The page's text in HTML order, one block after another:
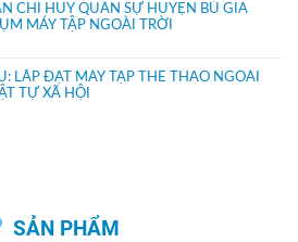
CHỈ HUY QUÂN SỰ HUYỆN BÙ GIA
MÁY TẬP NGOÀI TRỜI
LẮP ĐẶT MÁY TẬP THỂ THAO NGOÀI
TỰ XÃ HỘI
SẢN PHẨM